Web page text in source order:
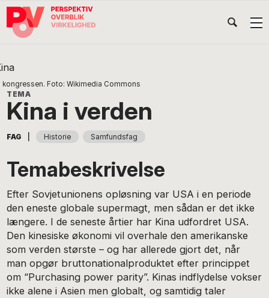
Gå
direkte
navigation
Skip
indhold
Gå
direkte
POV
kongressen. Foto: Wikimedia Commons
Kina i verden
FAG Historie Samfundsfag
Temabeskrivelse
Efter Sovjetunionens opløsning var USA i en periode
den eneste globale supermagt, men sådan er det ikke
længere. I de seneste årtier har Kina udfordret USA.
Den kinesiske økonomi vil overhale den amerikanske
som verden største – og har allerede gjort det, når
man opgør bruttonationalproduktet efter princippet
om “Purchasing power parity”. Kinas indflydelse vokser
ikke alene i Asien men globalt, og samtidig taler